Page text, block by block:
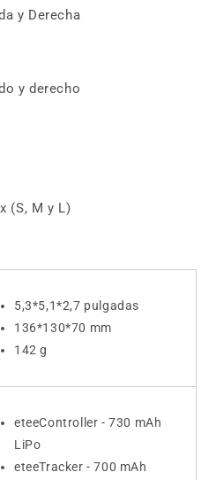
y Derecha
y derecho
(S, M y L)
5,3*5,1*2,7 pulgadas
136*130*70 mm
142 g
eteeController - 730 mAh
LiPo
eteeTracker - 700 mAh